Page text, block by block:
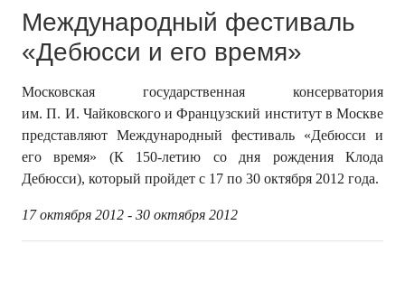
Международный фестиваль
«Дебюсси и его время»
Московская государственная консерватория
им. П. И. Чайковского и Французский институт в Москве
представляют Международный фестиваль «Дебюсси и
его время» (К 150-летию со дня рождения Клода
Дебюсси), который пройдет с 17 по 30 октября 2012 года.
17 октября 2012 - 30 октября 2012